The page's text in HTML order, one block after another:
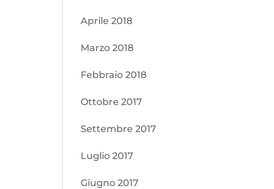
Aprile 2018
Marzo 2018
Febbraio 2018
Ottobre 2017
Settembre 2017
Luglio 2017
Giugno 2017